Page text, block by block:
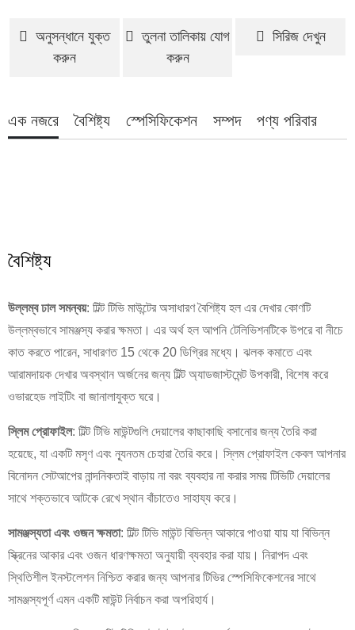
অনুসন্ধানে যুক্ত
করুন
তুলনা তালিকায় যোগ
করুন
সিরিজ দেখুন
এক নজরে বৈশিষ্ট্য স্পেসিফিকেশন সম্পদ পণ্য পরিবার
বৈশিষ্ট্য
উল্লম্ব ঢাল সমন্বয়: টিল্ট টিভি মাউন্টের অসাধারণ বৈশিষ্ট্য হল এর দেখার কোণটি
উল্লম্বভাবে সামঞ্জস্য করার ক্ষমতা। এর অর্থ হল আপনি টেলিভিশনটিকে উপরে বা নীচে
কাত করতে পারেন, সাধারণত 15 থেকে 20 ডিগ্রির মধ্যে। ঝলক কমাতে এবং
আরামদায়ক দেখার অবস্থান অর্জনের জন্য টিল্ট অ্যাডজাস্টমেন্ট উপকারী, বিশেষ করে
ওভারহেড লাইটিং বা জানালাযুক্ত ঘরে।
স্লিম প্রোফাইল: টিল্ট টিভি মাউন্টগুলি দেয়ালের কাছাকাছি বসানোর জন্য তৈরি করা
হয়েছে, যা একটি মসৃণ এবং ন্যূনতম চেহারা তৈরি করে। স্লিম প্রোফাইল কেবল আপনার
বিনোদন সেটআপের নান্দনিকতাই বাড়ায় না বরং ব্যবহার না করার সময় টিভিটি দেয়ালের
সাথে শক্তভাবে আটকে রেখে স্থান বাঁচাতেও সাহায্য করে।
সামঞ্জস্যতা এবং ওজন ক্ষমতা: টিল্ট টিভি মাউন্ট বিভিন্ন আকারে পাওয়া যায় যা বিভিন্ন
স্ক্রিনের আকার এবং ওজন ধারণক্ষমতা অনুযায়ী ব্যবহার করা যায়। নিরাপদ এবং
স্থিতিশীল ইনস্টলেশন নিশ্চিত করার জন্য আপনার টিভির স্পেসিফিকেশনের সাথে
সামঞ্জস্যপূর্ণ এমন একটি মাউন্ট নির্বাচন করা অপরিহার্য।
একটি অনুরোধ জমা দিন